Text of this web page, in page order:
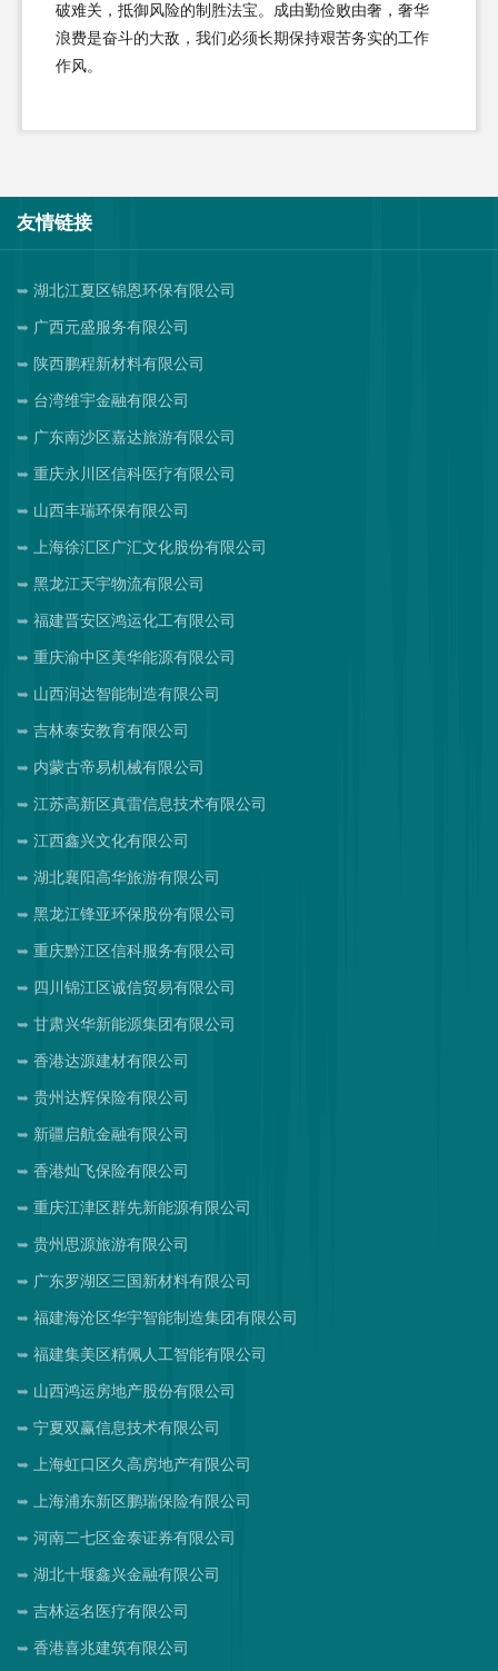
破难关，抵御风险的制胜法宝。成由勤俭败由奢，奢华
浪费是奋斗的大敌，我们必须长期保持艰苦务实的工作
作风。
友情链接
湖北江夏区锦恩环保有限公司
广西元盛服务有限公司
陕西鹏程新材料有限公司
台湾维宇金融有限公司
广东南沙区嘉达旅游有限公司
重庆永川区信科医疗有限公司
山西丰瑞环保有限公司
上海徐汇区广汇文化股份有限公司
黑龙江天宇物流有限公司
福建晋安区鸿运化工有限公司
重庆渝中区美华能源有限公司
山西润达智能制造有限公司
吉林泰安教育有限公司
内蒙古帝易机械有限公司
江苏高新区真雷信息技术有限公司
江西鑫兴文化有限公司
湖北襄阳高华旅游有限公司
黑龙江锋亚环保股份有限公司
重庆黔江区信科服务有限公司
四川锦江区诚信贸易有限公司
甘肃兴华新能源集团有限公司
香港达源建材有限公司
贵州达辉保险有限公司
新疆启航金融有限公司
香港灿飞保险有限公司
重庆江津区群先新能源有限公司
贵州思源旅游有限公司
广东罗湖区三国新材料有限公司
福建海沧区华宇智能制造集团有限公司
福建集美区精佩人工智能有限公司
山西鸿运房地产股份有限公司
宁夏双赢信息技术有限公司
上海虹口区久高房地产有限公司
上海浦东新区鹏瑞保险有限公司
河南二七区金泰证券有限公司
湖北十堰鑫兴金融有限公司
吉林运名医疗有限公司
香港喜兆建筑有限公司